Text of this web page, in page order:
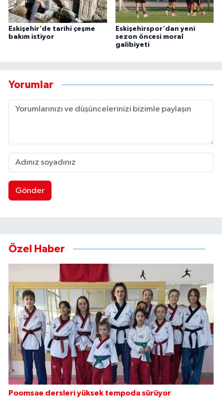
Eskişehir'de tarihi çeşme
bakım istiyor
Eskişehirspor'dan yeni
sezon öncesi moral
galibiyeti
Yorumlar
Gönder
Özel Haber
Poomsae dersleri yüksek tempoda sürüyor